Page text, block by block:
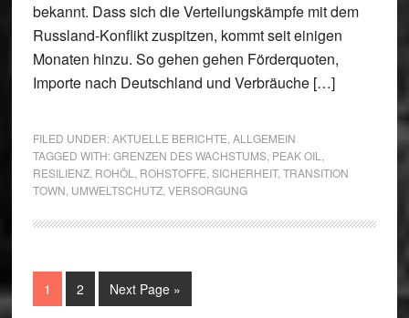
bekannt. Dass sich die Verteilungskämpfe mit dem
Russland-Konflikt zuspitzen, kommt seit einigen
Monaten hinzu. So gehen gehen Förderquoten,
Importe nach Deutschland und Verbräuche […]
FILED UNDER:AKTUELLE BERICHTE ALLGEMEIN
TAGGED WITH:GRENZEN DES WACHSTUMS, PEAK OIL
RESILIENZ, ROHÖL ROHSTOFFE SICHERHEIT, TRANSITION
TOWN UMWELTSCHUTZ, VERSORGUNG
Go
to
1
Go
to
2
Go
to
Next Page »